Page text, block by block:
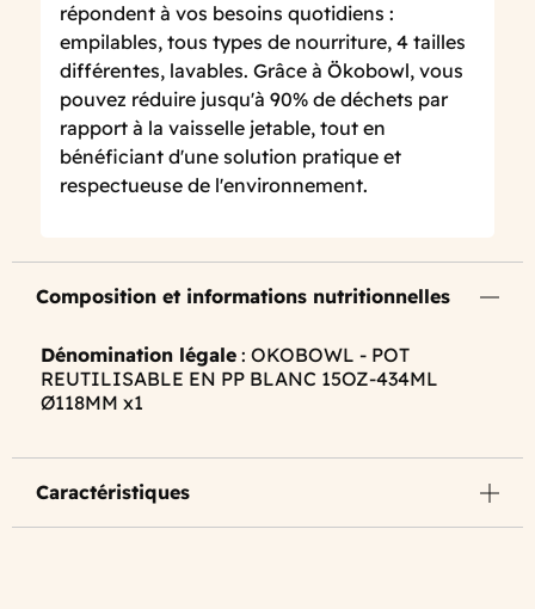
répondent à vos besoins quotidiens :
empilables, tous types de nourriture, 4 tailles
différentes, lavables. Grâce à Ökobowl, vous
pouvez réduire jusqu'à 90% de déchets par
rapport à la vaisselle jetable, tout en
bénéficiant d'une solution pratique et
respectueuse de l'environnement.
Composition et informations nutritionnelles
Dénomination légale : OKOBOWL - POT
REUTILISABLE EN PP BLANC 15OZ-434ML
Ø118MM x1
Caractéristiques